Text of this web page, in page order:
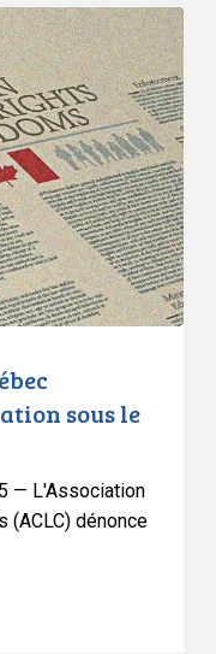
sous le
— L'Association
(ACLC) dénonce